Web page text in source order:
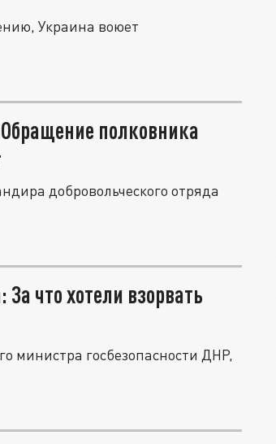
Украина воюет
полковника
добровольческого отряда
что хотели взорвать
министра госбезопасности ДНР,